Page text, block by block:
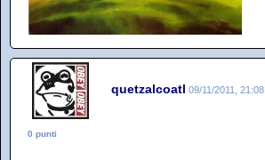
quetzalcoatl 09/11/2011, 21:08
0 punti